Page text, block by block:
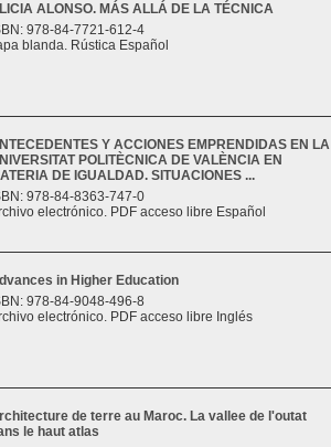
ALONSO. MÁS ALLÁ DE LA TÉCNICA
978-84-7721-612-4
blanda. Rústica Español
Y ACCIONES EMPRENDIDAS EN LA
POLITÈCNICA DE VALÈNCIA EN
DE IGUALDAD. SITUACIONES ...
978-84-8363-747-0
electrónico. PDF acceso libre Español
in Higher Education
978-84-9048-496-8
electrónico. PDF acceso libre Inglés
de terre au Maroc. La vallee de l'outat
le haut atlas